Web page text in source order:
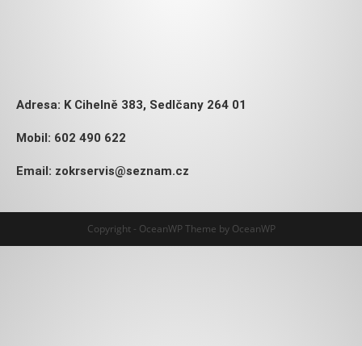
Adresa: K Cihelně 383, Sedlčany 264 01
Mobil: 602 490 622
Email: zokrservis@seznam.cz
Copyright - OceanWP Theme by OceanWP